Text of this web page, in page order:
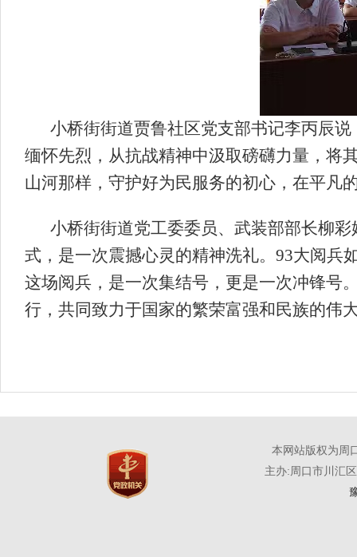
小桥街街道贾鲁社区党支部书记李丙辰
缅怀先烈，从抗战精神中汲取磅礴力量，将
山河那样，守护好为民服务的初心，在平凡
小桥街街道党工委委员、武装部部长柳
式，是一次震撼心灵的精神洗礼。93大阅兵
这场阅兵，是一次集结号，更是一次冲锋号
行，共同致力于国家的繁荣富强和民族的伟
本网站版权为周
主办:周口市川汇